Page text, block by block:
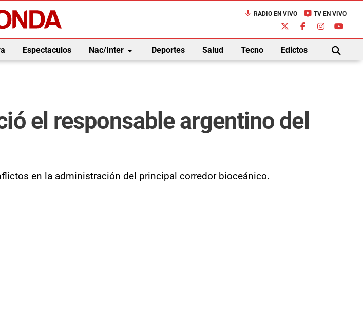
mic RADIO EN VIVO live_tv TV EN VIVO
Espectaculos Nac/Interarrow_drop_down Deportes Salud Tecno Edictos
BUSCAR
el responsable argentino del
en la administración del principal corredor bioceánico.